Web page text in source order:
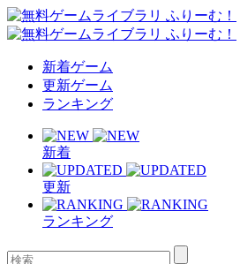
新着ゲーム
更新ゲーム
ランキング
新着
更新
ランキング